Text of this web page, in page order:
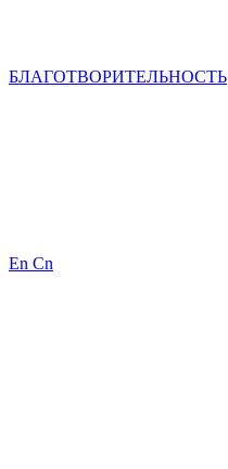
БЛАГОТВОРИТЕЛЬНОСТЬ
En Cn